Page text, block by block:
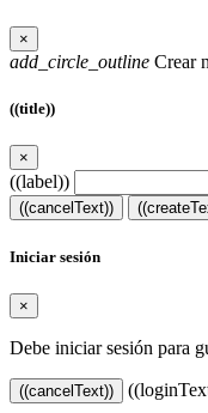
×
add_circle_outline Crear
((title))
×
((label))
((cancelText))
Iniciar sesión
×
Debe iniciar sesión para
((cancelText))